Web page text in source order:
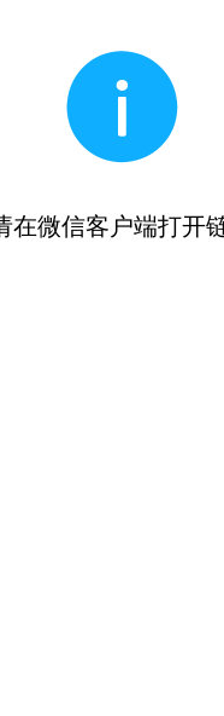
在微信客户端打开